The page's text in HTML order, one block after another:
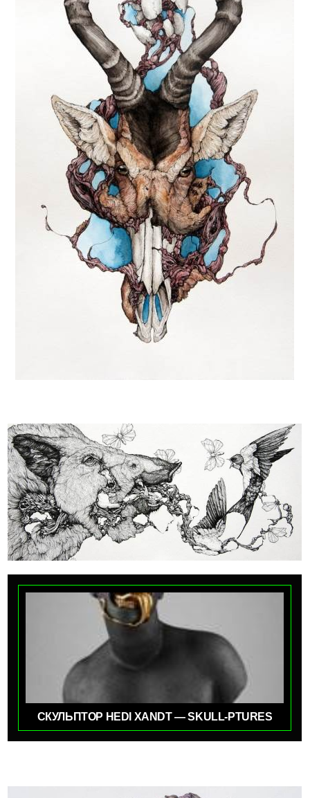
СКУЛЬПТОР HEDI XANDT — SKULL-PTURES